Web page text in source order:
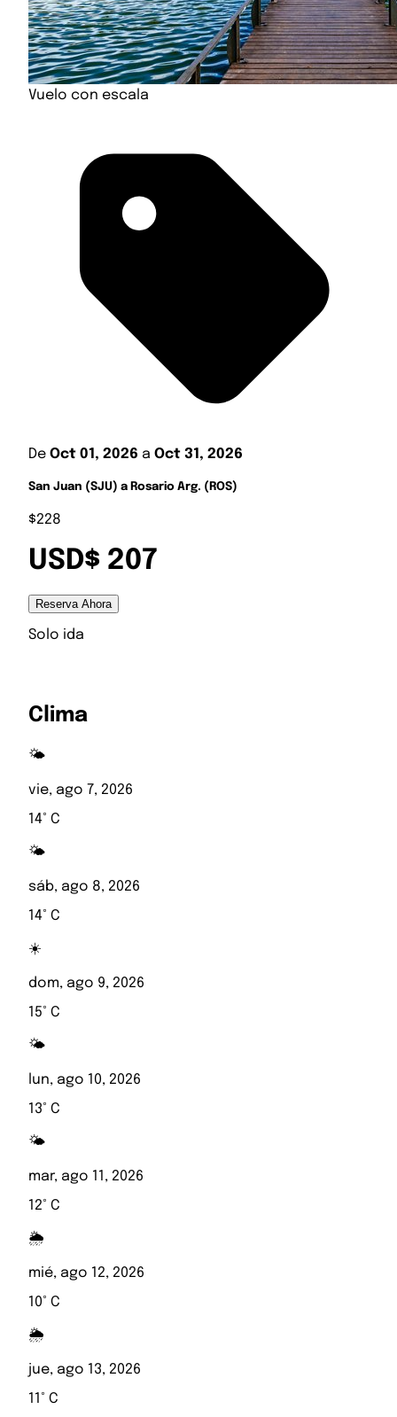
Vuelo con escala
De Oct 01, 2026 a Oct 31, 2026
San Juan (SJU) a Rosario Arg. (ROS)
$228
USD$ 207
Reserva Ahora
Solo ida
Clima
🌤️
vie, ago 7, 2026
14° C
🌤️
sáb, ago 8, 2026
14° C
☀️
dom, ago 9, 2026
15° C
🌤️
lun, ago 10, 2026
13° C
🌤️
mar, ago 11, 2026
12° C
🌦️
mié, ago 12, 2026
10° C
🌦️
jue, ago 13, 2026
11° C